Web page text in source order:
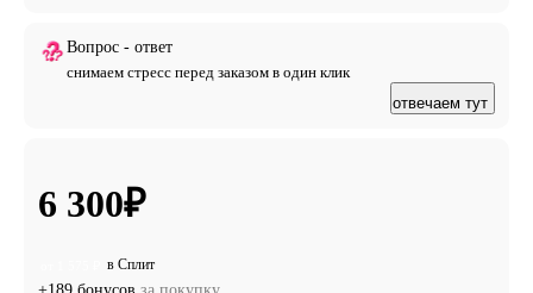
Вопрос - ответ
снимаем стресс перед заказом в один клик
отвечаем тут
6 300₽
в Сплит